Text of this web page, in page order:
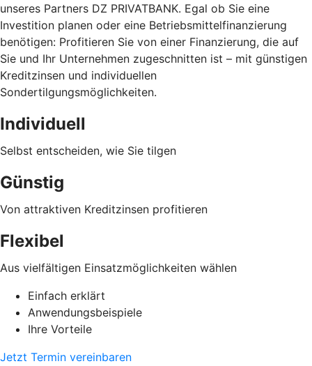
unseres Partners DZ PRIVATBANK. Egal ob Sie eine
Investition planen oder eine Betriebsmittelfinanzierung
benötigen: Profitieren Sie von einer Finanzierung, die auf
Sie und Ihr Unternehmen zugeschnitten ist – mit günstigen
Kreditzinsen und individuellen
Sondertilgungsmöglichkeiten.
Individuell
Selbst entscheiden, wie Sie tilgen
Günstig
Von attraktiven Kreditzinsen profitieren
Flexibel
Aus vielfältigen Einsatzmöglichkeiten wählen
Einfach erklärt
Anwendungsbeispiele
Ihre Vorteile
Jetzt Termin vereinbaren